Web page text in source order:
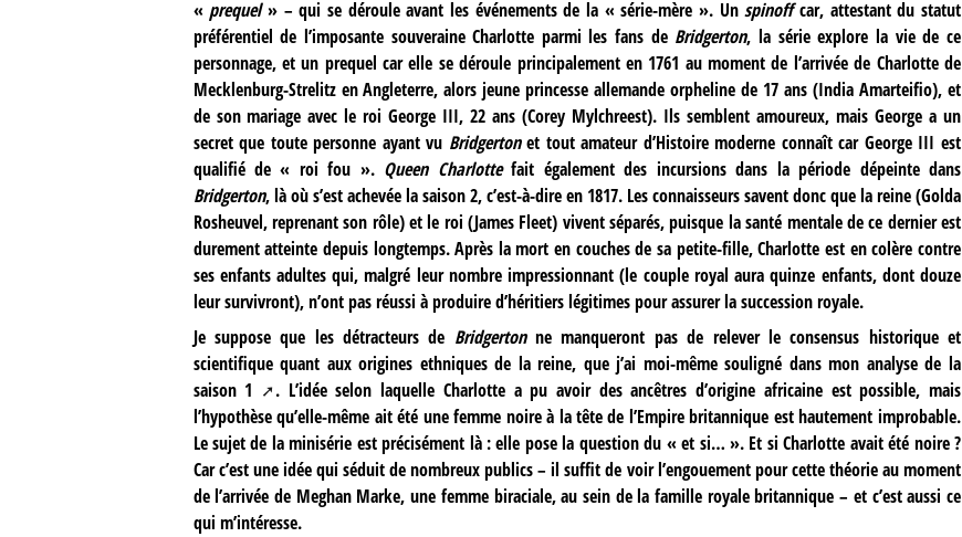
« prequel» – qui se déroule avant les événements de la « série-mère ». Unspinoffcar, attestant du statut
préférentiel de l’imposante souveraine Charlotte parmi les fans de Bridgerton, la série explore la vie de ce
personnage, et un prequel car elle se déroule principalement en 1761 au moment de l’arrivée de Charlotte de
Mecklenburg-Strelitz en Angleterre, alors jeune princesse allemande orpheline de 17 ans (India Amarteifio), et
de son mariage avec le roi George III, 22 ans (Corey Mylchreest). Ils semblent amoureux, mais George a un
secret que toute personne ayant vu Bridgertonet tout amateur d’Histoire moderne connaît car George III est
qualifié de « roi fou ». Queen Charlottefait également des incursions dans la période dépeinte dans
Bridgerton, là où s’est achevée la saison 2, c’est-à-dire en 1817. Les connaisseurs savent donc que la reine (Golda
Rosheuvel, reprenant son rôle) et le roi (James Fleet) vivent séparés, puisque la santé mentale de ce dernier est
durement atteinte depuis longtemps. Après la mort en couches de sa petite-fille, Charlotte est en colère contre
ses enfants adultes qui, malgré leur nombre impressionnant (le couple royal aura quinze enfants, dont douze
leur survivront), n’ont pas réussi à produire d’héritiers légitimes pour assurer la succession royale.
Je suppose que les détracteurs de Bridgertonne manqueront pas de relever le consensus historique et
scientifique quant aux origines ethniques de la reine, que j’ai moi-même souligné dans mon analyse de la
saison 1
. L’idée selon laquelle Charlotte a pu avoir des ancêtres d’origine africaine est possible, mais
l’hypothèse qu’elle-même ait été une femme noire à la tête de l’Empire britannique est hautement improbable.
Le sujet de la minisérie est précisément là : elle pose la question du « et si… ». Et si Charlotte avait été noire ?
Car c’est une idée qui séduit de nombreux publics – il suffit de voir l’engouement pour cette théorie au moment
de l’arrivée de Meghan Marke, une femme biraciale, au sein de la famille royale britannique – et c’est aussi ce
qui m’intéresse.